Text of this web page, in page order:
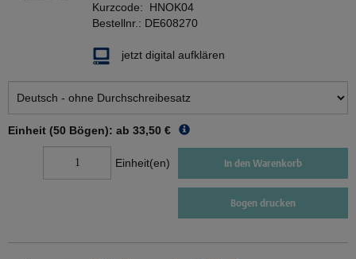
Kurzcode: HNOK04
Bestellnr.: DE608270
jetzt digital aufklären
Einheit (50 Bögen): ab 33,50 €
Einheit(en) In den Warenkorb
Bogen drucken